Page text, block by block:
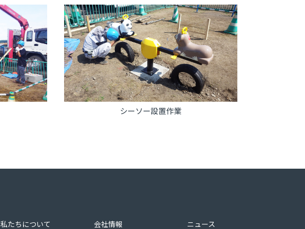
シーソー設置作業
私たちについて 会社情報 ニュース